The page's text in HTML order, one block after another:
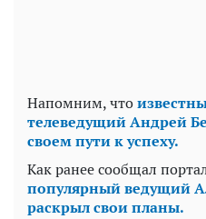
Напомним, что
телеведущий Андрей
своем пути к успеху.
Как ранее сообщал
популярный ведущий
раскрыл свои планы.